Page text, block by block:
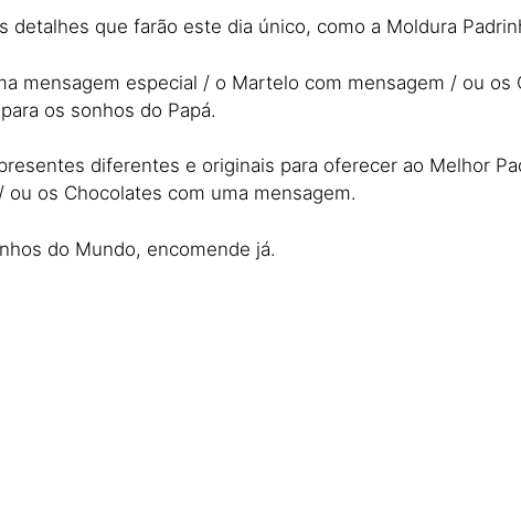
que farão este dia único, como a Moldura
mensagem especial / o Martelo com mensagem / ou os
os sonhos do Papá.
diferentes e originais para oferecer ao Melhor
os Chocolates com uma mensagem.
do Mundo, encomende já.